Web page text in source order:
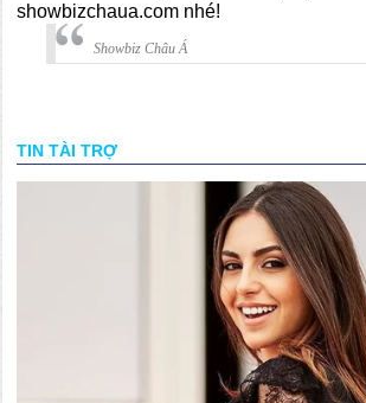
showbizchaua.com nhé!
Showbiz Châu Á